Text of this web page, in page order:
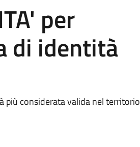
per
di identità
più considerata valida nel territorio